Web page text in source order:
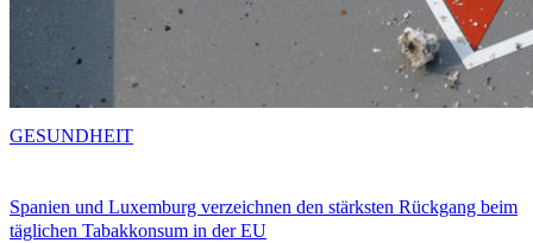
Spanien und Luxemburg verzeichnen den stärksten Rückgang beim
täglichen Tabakkonsum in der EU
GESUNDHEIT